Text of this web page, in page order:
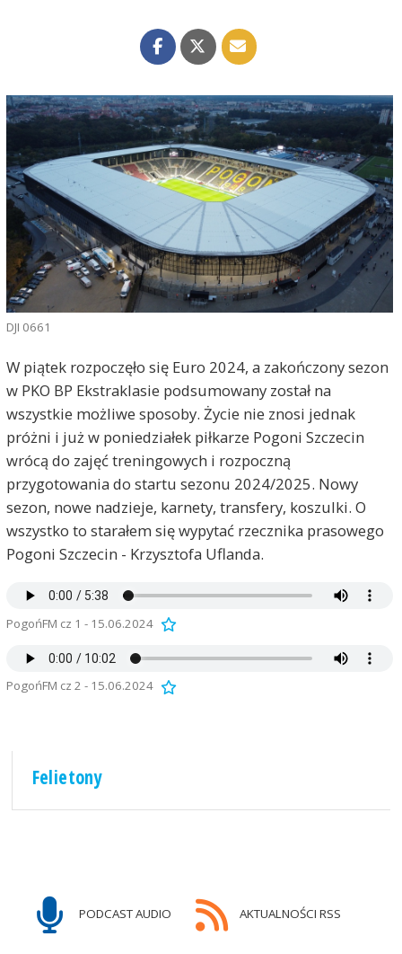
DJI 0661
W piątek rozpoczęło się Euro 2024, a zakończony sezon
w PKO BP Ekstraklasie podsumowany został na
wszystkie możliwe sposoby. Życie nie znosi jednak
próżni i już w poniedziałek piłkarze Pogoni Szczecin
wrócą do zajęć treningowych i rozpoczną
przygotowania do startu sezonu 2024/2025. Nowy
sezon, nowe nadzieje, karnety, transfery, koszulki. O
wszystko to starałem się wypytać rzecznika prasowego
Pogoni Szczecin - Krzysztofa Uflanda.
PogońFM cz 1 - 15.06.2024
PogońFM cz 2 - 15.06.2024
Felietony
PODCAST AUDIO AKTUALNOŚCI RSS